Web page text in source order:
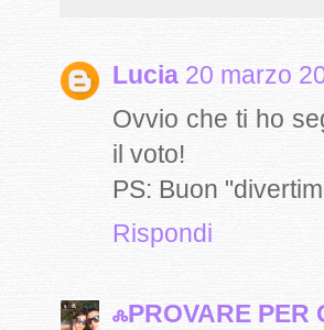
Lucia 20 marzo
Ovvio che ti ho
il voto!
PS: Buon
Rispondi
ஃPROVARE PER